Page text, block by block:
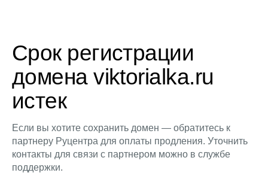
Срок регистрации
домена viktorialka.ru
истек
Если вы хотите сохранить домен — обратитесь к
партнеру Руцентра для оплаты продления. Уточнить
контакты для связи с партнером можно в службе
поддержки.